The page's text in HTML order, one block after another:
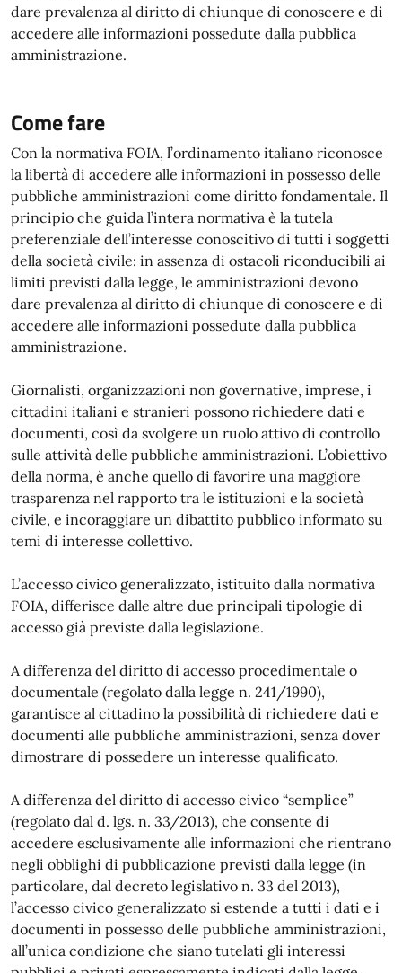
dare prevalenza al diritto di chiunque di conoscere e di
accedere alle informazioni possedute dalla pubblica
amministrazione.
Come fare
Con la normativa FOIA, l’ordinamento italiano riconosce
la libertà di accedere alle informazioni in possesso delle
pubbliche amministrazioni come diritto fondamentale. Il
principio che guida l’intera normativa è la tutela
preferenziale dell’interesse conoscitivo di tutti i soggetti
della società civile: in assenza di ostacoli riconducibili ai
limiti previsti dalla legge, le amministrazioni devono
dare prevalenza al diritto di chiunque di conoscere e di
accedere alle informazioni possedute dalla pubblica
amministrazione.
Giornalisti, organizzazioni non governative, imprese, i
cittadini italiani e stranieri possono richiedere dati e
documenti, così da svolgere un ruolo attivo di controllo
sulle attività delle pubbliche amministrazioni. L’obiettivo
della norma, è anche quello di favorire una maggiore
trasparenza nel rapporto tra le istituzioni e la società
civile, e incoraggiare un dibattito pubblico informato su
temi di interesse collettivo.
L’accesso civico generalizzato, istituito dalla normativa
FOIA, differisce dalle altre due principali tipologie di
accesso già previste dalla legislazione.
A differenza del diritto di accesso procedimentale o
documentale (regolato dalla legge n. 241/1990),
garantisce al cittadino la possibilità di richiedere dati e
documenti alle pubbliche amministrazioni, senza dover
dimostrare di possedere un interesse qualificato.
A differenza del diritto di accesso civico “semplice”
(regolato dal d. lgs. n. 33/2013), che consente di
accedere esclusivamente alle informazioni che rientrano
negli obblighi di pubblicazione previsti dalla legge (in
particolare, dal decreto legislativo n. 33 del 2013),
l’accesso civico generalizzato si estende a tutti i dati e i
documenti in possesso delle pubbliche amministrazioni,
all’unica condizione che siano tutelati gli interessi